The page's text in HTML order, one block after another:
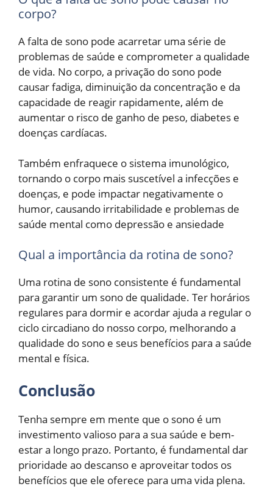
corpo?
A falta de sono pode acarretar uma série de
problemas de saúde e comprometer a qualidade
de vida. No corpo, a privação do sono pode
causar fadiga, diminuição da concentração e da
capacidade de reagir rapidamente, além de
aumentar o risco de ganho de peso, diabetes e
doenças cardíacas.
Também enfraquece o sistema imunológico,
tornando o corpo mais suscetível a infecções e
doenças, e pode impactar negativamente o
humor, causando irritabilidade e problemas de
saúde mental como depressão e ansiedade
Qual a importância da rotina de sono?
Uma rotina de sono consistente é fundamental
para garantir um sono de qualidade. Ter horários
regulares para dormir e acordar ajuda a regular o
ciclo circadiano do nosso corpo, melhorando a
qualidade do sono e seus benefícios para a saúde
mental e física.
Conclusão
Tenha sempre em mente que o sono é um
investimento valioso para a sua saúde e bem-
estar a longo prazo. Portanto, é fundamental dar
prioridade ao descanso e aproveitar todos os
benefícios que ele oferece para uma vida plena.